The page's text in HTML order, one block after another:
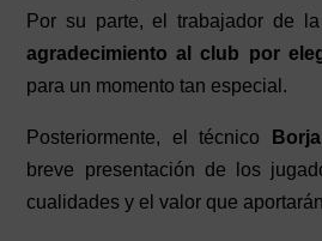
Por su parte, el trabajador de
agradecimiento al club por
para un momento tan especial.
Posteriormente, el técnico
breve presentación de los
cualidades y el valor que